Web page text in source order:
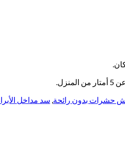
حشرات بدون رائحة, سد مداخل